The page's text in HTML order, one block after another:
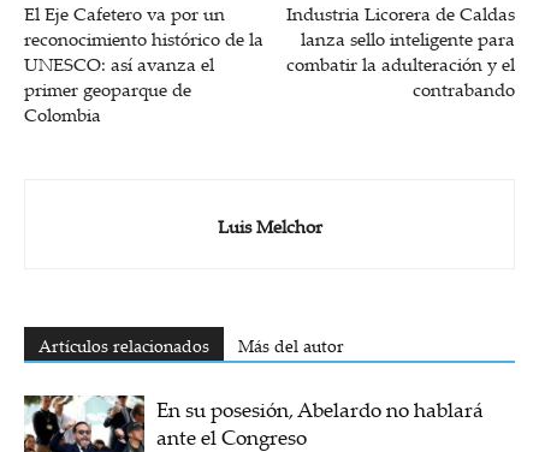
El Eje Cafetero va por un
reconocimiento histórico de la
UNESCO: así avanza el
primer geoparque de
Colombia
Industria Licorera de Caldas
lanza sello inteligente para
combatir la adulteración y el
contrabando
Luis Melchor
Artículos relacionados Más del autor
En su posesión, Abelardo no hablará
ante el Congreso